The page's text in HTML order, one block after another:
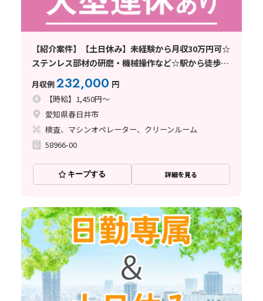
【紹介案件】【土日休み】未経験から月収30万円可☆
ステンレス部材の研磨・機械操作など☆駅から徒歩10
月収例232,000 円
【時給】1,450円～
愛知県春日井市
検査、マシンオペレーター、クリーンルーム
58966-00
キープする 詳細を見る